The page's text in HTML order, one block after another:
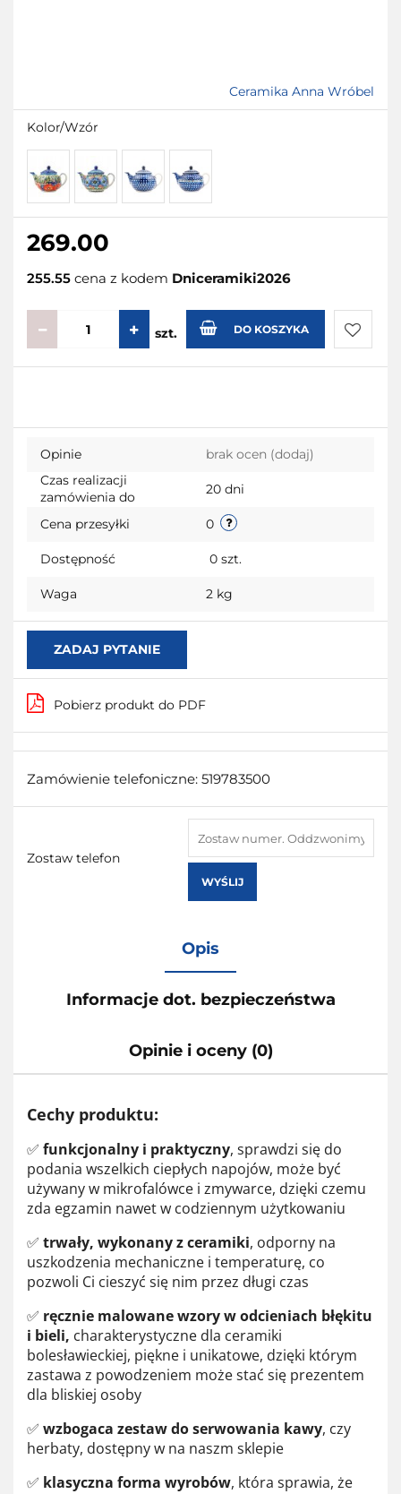
Ceramika Anna Wróbel
Kolor/Wzór
269.00
255.55 cena z kodem Dniceramiki2026
szt. DO KOSZYKA
Do
Opinie brak ocen (dodaj)
Czas realizacji
zamówienia do
20 dni
Cena przesyłki 0
Dostępność 0 szt.
Waga 2 kg
ZADAJ PYTANIE
Pobierz produkt do PDF
Zamówienie telefoniczne: 519783500
Zostaw telefon
WYŚLIJ
Opis
Informacje dot. bezpieczeństwa
Opinie i oceny (0)
Cechy produktu:
✅ funkcjonalny i praktyczny, sprawdzi się do
podania wszelkich ciepłych napojów, może być
używany w mikrofalówce i zmywarce, dzięki czemu
zda egzamin nawet w codziennym użytkowaniu
✅ trwały, wykonany z ceramiki, odporny na
uszkodzenia mechaniczne i temperaturę, co
pozwoli Ci cieszyć się nim przez długi czas
✅ ręcznie malowane wzory w odcieniach błękitu
i bieli, charakterystyczne dla ceramiki
bolesławieckiej, piękne i unikatowe, dzięki którym
zastawa z powodzeniem może stać się prezentem
dla bliskiej osoby
✅ wzbogaca zestaw do serwowania kawy, czy
herbaty, dostępny w na naszm sklepie
✅ klasyczna forma wyrobów, która sprawia, że